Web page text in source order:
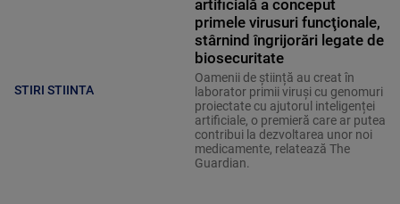
STIRI STIINTA
artificială a conceput
primele virusuri funcţionale,
stârnind îngrijorări legate de
biosecuritate
Oamenii de știință au creat în
laborator primii viruși cu genomuri
proiectate cu ajutorul inteligenței
artificiale, o premieră care ar putea
contribui la dezvoltarea unor noi
medicamente, relatează The
Guardian.